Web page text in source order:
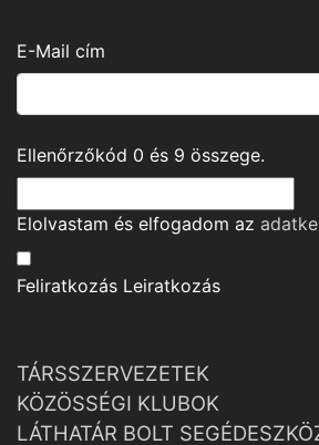
E-Mail cím
Ellenőrzőkód 0 és 9 összege.
Elolvastam és elfogadom az
Feliratkozás Leiratkozás
TÁRSSZERVEZETEK
KÖZÖSSÉGI KLUBOK
LÁTHATÁR BOLT